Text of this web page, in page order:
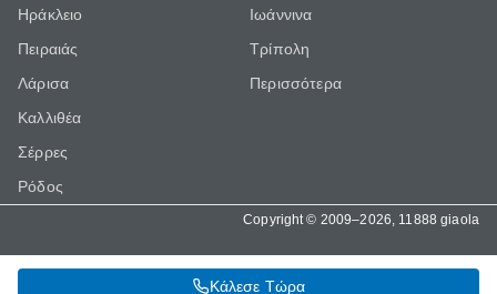
Κάλεσε Τώρα
Ηράκλειο
Πειραιάς
Λάρισα
Καλλιθέα
Σέρρες
Ρόδος
Ιωάννινα
Τρίπολη
Περισσότερα
Copyright © 2009–2026, 11888 giaola